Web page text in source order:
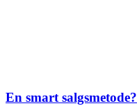
En smart salgsmetode?